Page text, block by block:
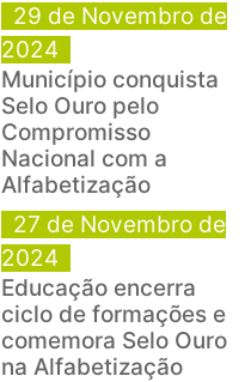
29 de Novembro de
2024
Município conquista
Selo Ouro pelo
Compromisso
Nacional com a
Alfabetização
27 de Novembro de
2024
Educação encerra
ciclo de formações e
comemora Selo Ouro
na Alfabetização